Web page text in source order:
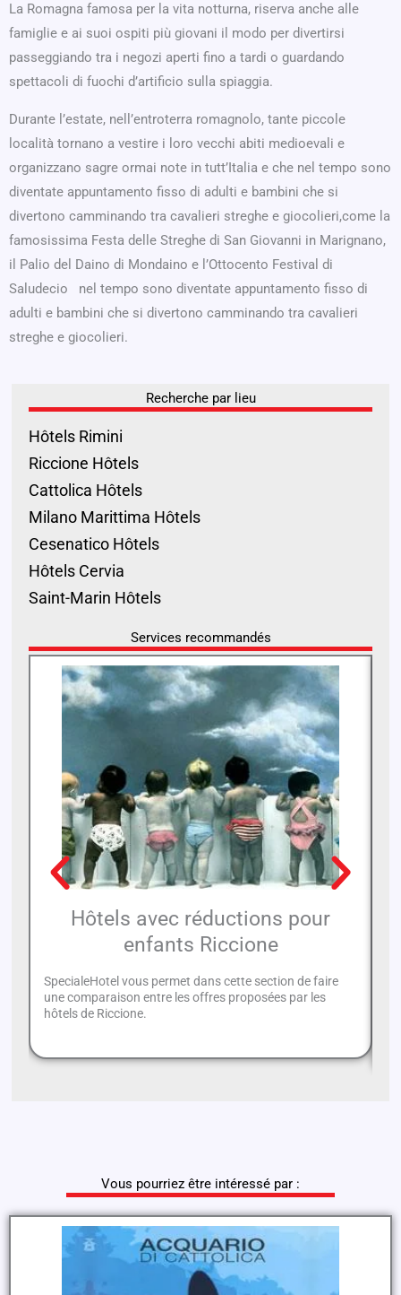
La Romagna famosa per la vita notturna, riserva anche alle
famiglie e ai suoi ospiti più giovani il modo per divertirsi
passeggiando tra i negozi aperti fino a tardi o guardando
spettacoli di fuochi d’artificio sulla spiaggia.
Durante l’estate, nell’entroterra romagnolo, tante piccole
località tornano a vestire i loro vecchi abiti medioevali e
organizzano sagre ormai note in tutt’Italia e che nel tempo sono
diventate appuntamento fisso di adulti e bambini che si
divertono camminando tra cavalieri streghe e giocolieri,come la
famosissima Festa delle Streghe di San Giovanni in Marignano,
il Palio del Daino di Mondaino e l’Ottocento Festival di
Saludecio nel tempo sono diventate appuntamento fisso di
adulti e bambini che si divertono camminando tra cavalieri
streghe e giocolieri.
Recherche par lieu
Hôtels Rimini
Riccione Hôtels
Cattolica Hôtels
Milano Marittima Hôtels
Cesenatico Hôtels
Hôtels Cervia
Saint-Marin Hôtels
Services recommandés
Hôtels avec réductions pour
enfants Riccione
SpecialeHotel vous permet dans cette section de faire
une comparaison entre les offres proposées par les
hôtels de Riccione.
Vous pourriez être intéressé par :